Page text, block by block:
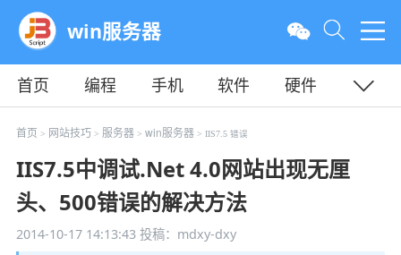
win服务器
首页 编程 手机 软件
硬件
教程
平面 服务器
首页 > 网站技巧 > 服务器> win服务器> IIS7.5 错误
IIS7.5中调试.Net 4.0网站出现无厘
头、500错误的解决方法
2014-10-17 14:13:43投稿：mdxy-dxy